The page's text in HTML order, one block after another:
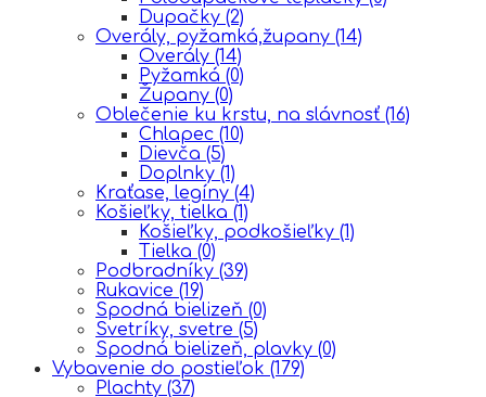
Dupačky (2)
Overály, pyžamká,župany (14)
Overály (14)
Pyžamká (0)
Župany (0)
Oblečenie ku krstu, na slávnosť (16)
Chlapec (10)
Dievča (5)
Doplnky (1)
Kraťase, legíny (4)
Košieľky, tielka (1)
Košieľky, podkošieľky (1)
Tielka (0)
Podbradníky (39)
Rukavice (19)
Spodná bielizeň (0)
Svetríky, svetre (5)
Spodná bielizeň, plavky (0)
Vybavenie do postieľok (179)
Plachty (37)